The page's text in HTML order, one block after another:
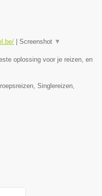
Screenshot ▼
oplossing voor je reizen, en
Singlereizen,